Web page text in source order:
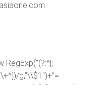
g,”\\$1″)+”=